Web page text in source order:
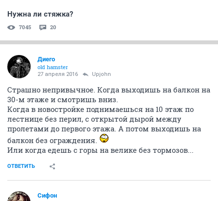
Нужна ли стяжка?
7045 20
Диего
old hamster
27 апреля 2016 Upjohn
Страшно непривычное. Когда выходишь на балкон на
30-м этаже и смотришь вниз.
Когда в новостройке поднимаешься на 10 этаж по
лестнице без перил, с открытой дырой между
пролетами до первого этажа. А потом выходишь на
балкон без ограждения.
Или когда едешь с горы на велике без тормозов...
ОТВЕТИТЬ
Сифон